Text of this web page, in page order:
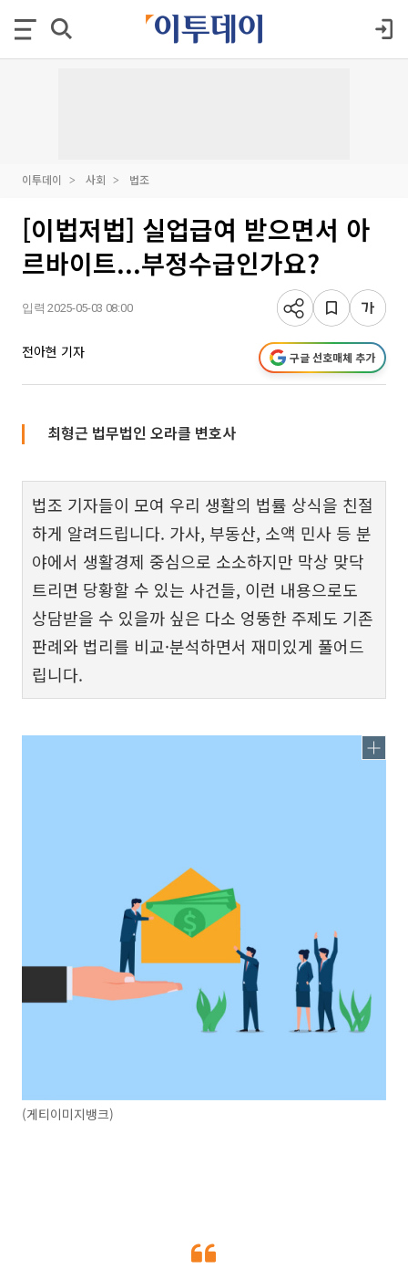
이투데이 사회 법조
[이법저법] 실업급여 받으면서 아
르바이트...부정수급인가요?
입력 2025-05-03 08:00
전아현 기자 구글 선호매체 추가
최형근 법무법인 오라클 변호사
법조 기자들이 모여 우리 생활의 법률 상식을 친절
하게 알려드립니다. 가사, 부동산, 소액 민사 등 분
야에서 생활경제 중심으로 소소하지만 막상 맞닥
트리면 당황할 수 있는 사건들, 이런 내용으로도
상담받을 수 있을까 싶은 다소 엉뚱한 주제도 기존
판례와 법리를 비교·분석하면서 재미있게 풀어드
립니다.
(게티이미지뱅크)